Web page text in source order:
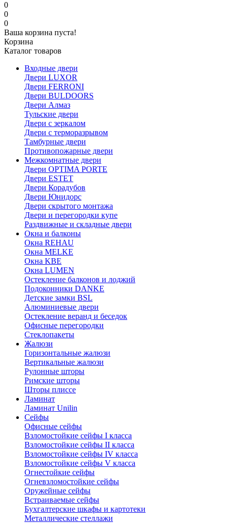
0
0
0
Ваша корзина пуста!
Корзина
Каталог товаров
Входные двери
Двери LUXOR
Двери FERRONI
Двери BULDOORS
Двери Алмаз
Тульские двери
Двери с зеркалом
Двери с терморазрывом
Тамбурные двери
Противопожарные двери
Межкомнатные двери
Двери OPTIMA PORTE
Двери ESTET
Двери Корадубов
Двери Юнидорс
Двери скрытого монтажа
Двери и перегородки купе
Раздвижные и складные двери
Окна и балконы
Окна REHAU
Окна MELKE
Окна KBE
Окна LUMEN
Остекление балконов и лоджий
Подоконники DANKE
Детские замки BSL
Алюминиевые двери
Остекление веранд и беседок
Офисные перегородки
Стеклопакеты
Жалюзи
Горизонтальные жалюзи
Вертикальные жалюзи
Рулонные шторы
Римские шторы
Шторы плиссе
Ламинат
Ламинат Unilin
Сейфы
Офисные сейфы
Взломостойкие сейфы I класса
Взломостойкие сейфы II класса
Взломостойкие сейфы IV класса
Взломостойкие сейфы V класса
Огнестойкие сейфы
Огневзломостойкие сейфы
Оружейные сейфы
Встраиваемые сейфы
Бухгалтерские шкафы и картотеки
Металлические стеллажи